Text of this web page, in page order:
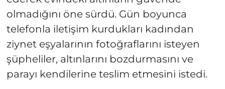
olmadığını öne sürdü. Gün boyunca
telefonla iletişim kurdukları kadından
ziynet eşyalarının fotoğraflarını isteyen
şüpheliler, altınlarını bozdurmasını ve
parayı kendilerine teslim etmesini istedi.